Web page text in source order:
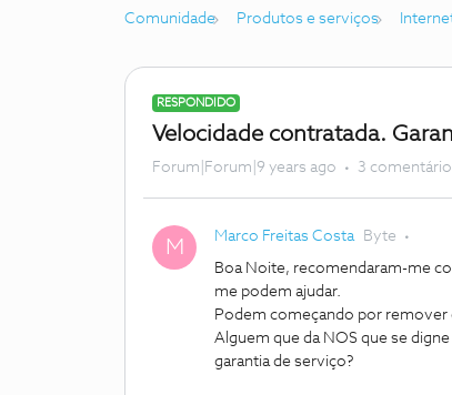
Comunidade Produtos e serviços
RESPONDIDO
Velocidade contratada.
Forum|Forum|9 years ago 3
M Marco Freitas Costa Byte
Boa Noite, recomendaram-me
me podem ajudar.
Podem começando por remover
Alguem que da NOS que se
garantia de serviço?